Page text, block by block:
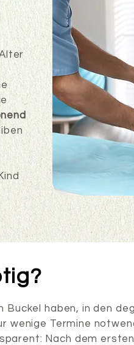
haben, in den
Termine
Nach dem